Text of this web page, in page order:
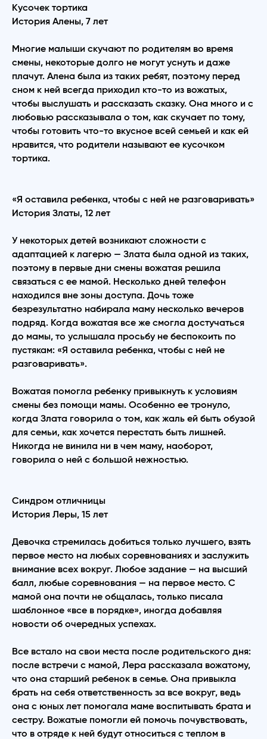
Кусочек тортика
История Алены, 7 лет
Многие малыши скучают по родителям во время
смены, некоторые долго не могут уснуть и даже
плачут. Алена была из таких ребят, поэтому перед
сном к ней всегда приходил кто-то из вожатых,
чтобы выслушать и рассказать сказку. Она много и с
любовью рассказывала о том, как скучает по тому,
чтобы готовить что-то вкусное всей семьей и как ей
нравится, что родители называют ее кусочком
тортика.
«Я оставила ребенка, чтобы с ней не разговаривать»
История Златы, 12 лет
У некоторых детей возникают сложности с
адаптацией к лагерю — Злата была одной из таких,
поэтому в первые дни смены вожатая решила
связаться с ее мамой. Несколько дней телефон
находился вне зоны доступа. Дочь тоже
безрезультатно набирала маму несколько вечеров
подряд. Когда вожатая все же смогла достучаться
до мамы, то услышала просьбу не беспокоить по
пустякам: «Я оставила ребенка, чтобы с ней не
разговаривать».
Вожатая помогла ребенку привыкнуть к условиям
смены без помощи мамы. Особенно ее тронуло,
когда Злата говорила о том, как жаль ей быть обузой
для семьи, как хочется перестать быть лишней.
Никогда не винила ни в чем маму, наоборот,
говорила о ней с большой нежностью.
Синдром отличницы
История Леры, 15 лет
Девочка стремилась добиться только лучшего, взять
первое место на любых соревнованиях и заслужить
внимание всех вокруг. Любое задание — на высший
балл, любые соревнования — на первое место. С
мамой она почти не общалась, только писала
шаблонное «все в порядке», иногда добавляя
новости об очередных успехах.
Все встало на свои места после родительского дня:
после встречи с мамой, Лера рассказала вожатому,
что она старший ребенок в семье. Она привыкла
брать на себя ответственность за все вокруг, ведь
она с юных лет помогала маме воспитывать брата и
сестру. Вожатые помогли ей помочь почувствовать,
что в отряде к ней будут относиться с теплом в